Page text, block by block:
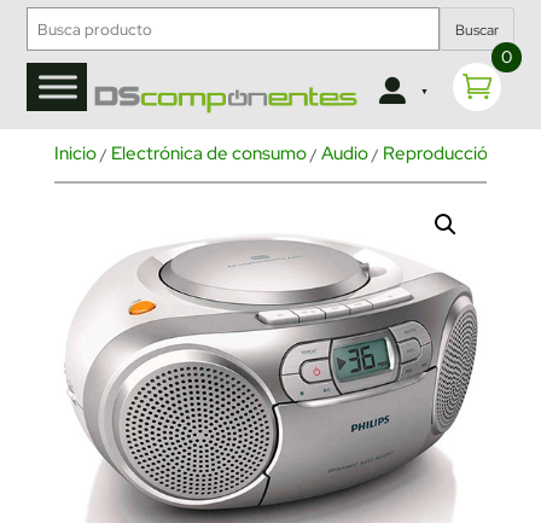
Buscar
0
Inicio/ Electrónica de consumo/ Audio/ Reproducción de